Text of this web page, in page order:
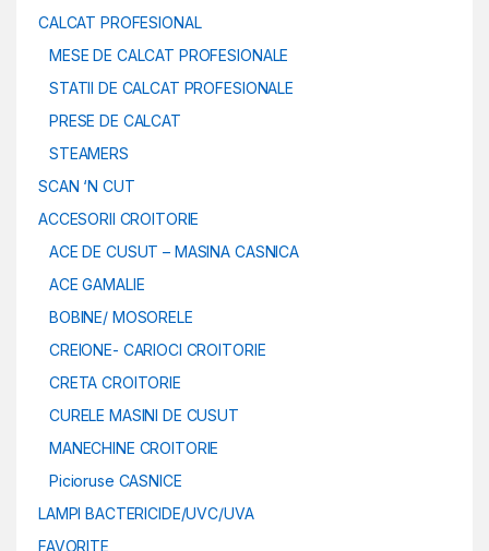
CALCAT PROFESIONAL
MESE DE CALCAT PROFESIONALE
STATII DE CALCAT PROFESIONALE
PRESE DE CALCAT
STEAMERS
SCAN ‘N CUT
ACCESORII CROITORIE
ACE DE CUSUT – MASINA CASNICA
ACE GAMALIE
BOBINE/ MOSORELE
CREIONE- CARIOCI CROITORIE
CRETA CROITORIE
CURELE MASINI DE CUSUT
MANECHINE CROITORIE
Picioruse CASNICE
LAMPI BACTERICIDE/UVC/UVA
FAVORITE